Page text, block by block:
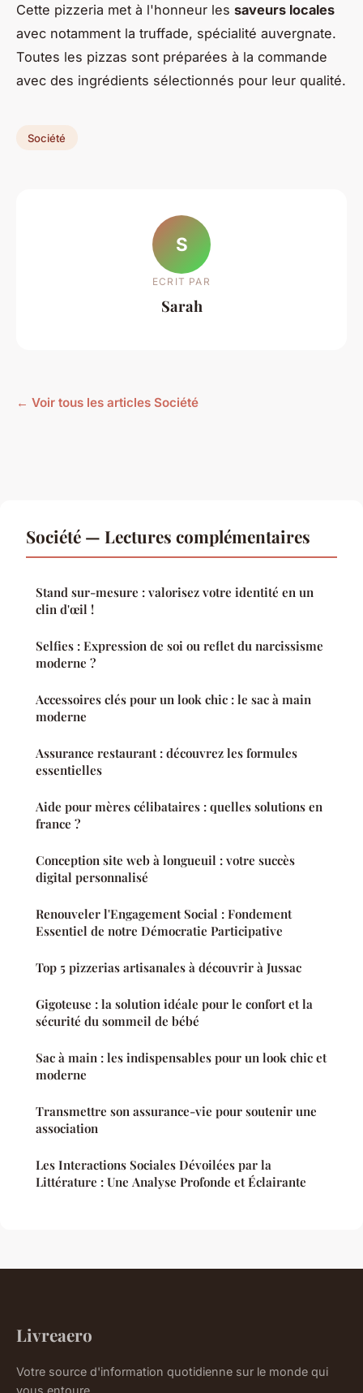
Cette pizzeria met à l'honneur les saveurs locales
avec notamment la truffade, spécialité auvergnate.
Toutes les pizzas sont préparées à la commande
avec des ingrédients sélectionnés pour leur qualité.
Société
S
ECRIT PAR
Sarah
← Voir tous les articles Société
Société — Lectures complémentaires
Stand sur-mesure : valorisez votre identité en un
clin d'œil !
Selfies : Expression de soi ou reflet du narcissisme
moderne ?
Accessoires clés pour un look chic : le sac à main
moderne
Assurance restaurant : découvrez les formules
essentielles
Aide pour mères célibataires : quelles solutions en
france ?
Conception site web à longueuil : votre succès
digital personnalisé
Renouveler l'Engagement Social : Fondement
Essentiel de notre Démocratie Participative
Top 5 pizzerias artisanales à découvrir à Jussac
Gigoteuse : la solution idéale pour le confort et la
sécurité du sommeil de bébé
Sac à main : les indispensables pour un look chic et
moderne
Transmettre son assurance-vie pour soutenir une
association
Les Interactions Sociales Dévoilées par la
Littérature : Une Analyse Profonde et Éclairante
Livreaero
Votre source d'information quotidienne sur le monde qui
vous entoure